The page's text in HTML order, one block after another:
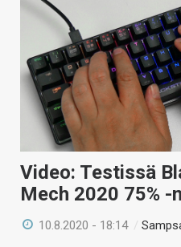
Video: Testissä
Mech 2020 75% -
10.8.2020 - 18:14 /